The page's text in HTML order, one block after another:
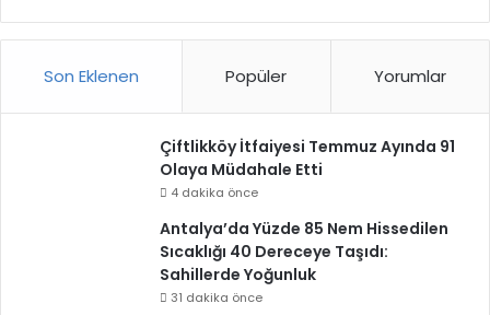
Son Eklenen Popüler Yorumlar
Çiftlikköy İtfaiyesi Temmuz Ayında 91
Olaya Müdahale Etti
4 dakika önce
Antalya’da Yüzde 85 Nem Hissedilen
Sıcaklığı 40 Dereceye Taşıdı:
Sahillerde Yoğunluk
31 dakika önce